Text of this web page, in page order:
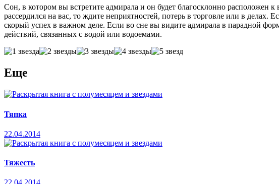
Сон, в котором вы встретите адмирала и он будет благос­клонно расположен
рассердился на вас, то ждите неприятностей, потерь в торговле или в
скорый успех в важном деле. Если во сне вы види­те адмирала в парадной
действий, связанных с водой или водоемами.
Еще
Тяпка
22.04.2014
Тяжесть